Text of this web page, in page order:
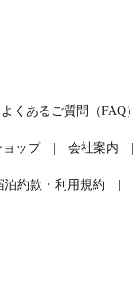
よくあるご質問（FAQ）
ョップ 会社案内
泊約款・利用規約